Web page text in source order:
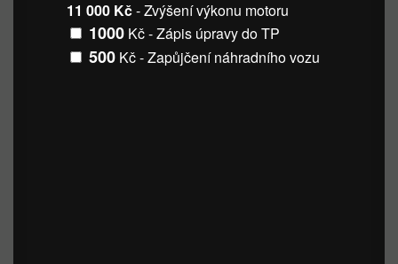
11 000 Kč- Zvýšení výkonu motoru
1000 Kč - Zápis úpravy do TP
500 Kč - Zapůjčení náhradního vozu